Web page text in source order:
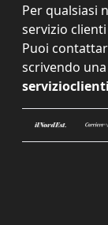
Per qualsiasi
servizio
Puoi
scrivendo